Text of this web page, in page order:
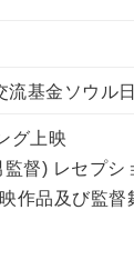
基金ソウル
グ上映
監督) レセプシ
作品及び監督